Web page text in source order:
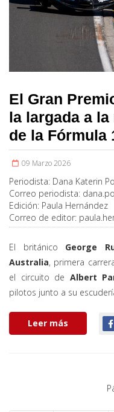
El Gran
la largada a
de la Fórmula
09 Marzo 2026
Periodista: Dana Katerin
Correo periodista:
Edición: Paula Hernández
Correo de editor:
El británico George
Australia, primera
el circuito de Albert
pilotos junto a su
Leer más